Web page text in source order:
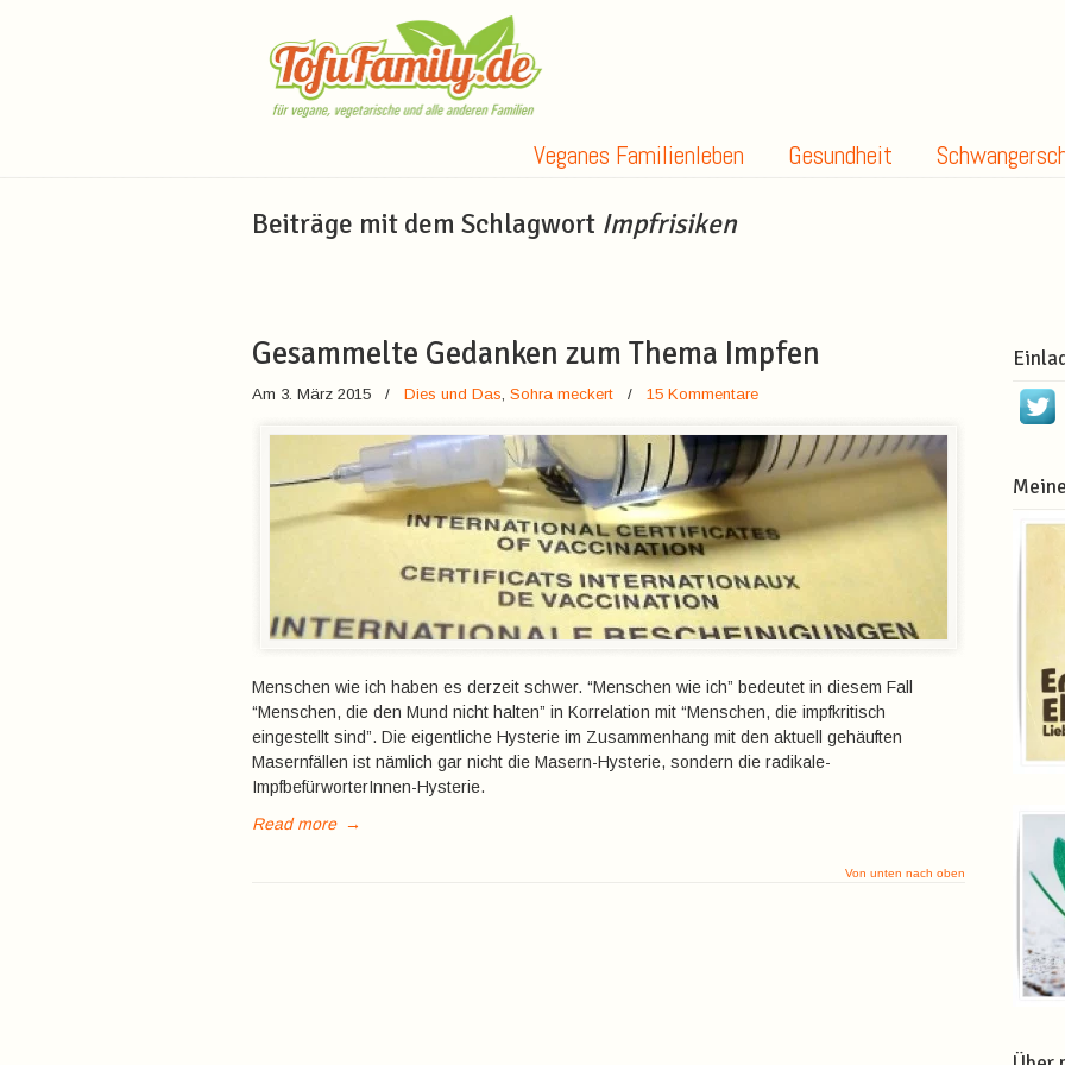
Veganes Familienleben Gesundheit
Beiträge mit dem Schlagwort Impfrisiken
Gesammelte Gedanken zum Thema Impfen
Am 3. März 2015 / Dies und Das, Sohra meckert / 15 Kommentare
Menschen wie ich haben es derzeit schwer. “Menschen wie ich” bedeutet in diesem Fall
“Menschen, die den Mund nicht halten” in Korrelation mit “Menschen, die impfkritisch
eingestellt sind”. Die eigentliche Hysterie im Zusammenhang mit den aktuell gehäuften
Masernfällen ist nämlich gar nicht die Masern-Hysterie, sondern die radikale-
ImpfbefürworterInnen-Hysterie.
Read more →
Von unten nach oben